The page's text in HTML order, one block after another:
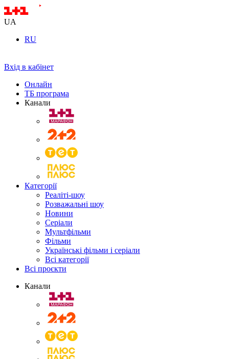
UA
RU
Вхід в кабінет
Онлайн
ТБ програма
Канали
Категорії
Реаліті-шоу
Розважальні шоу
Новини
Серіали
Мультфільми
Фільми
Українські фільми і серіали
Всі категорії
Всі проєкти
Канали